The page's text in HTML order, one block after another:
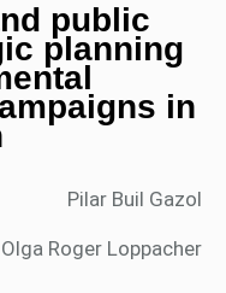
public
planning
in
Pilar Buil Gazol
Olga Roger Loppacher